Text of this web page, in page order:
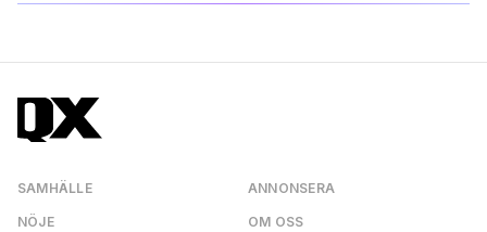
SAMHÄLLE
NÖJE
ANNONSERA
OM OSS